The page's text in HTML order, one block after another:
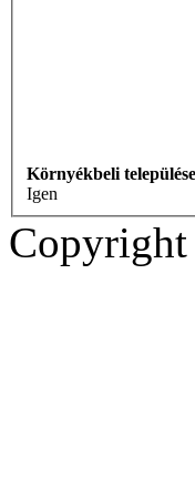
Környékbeli
Igen